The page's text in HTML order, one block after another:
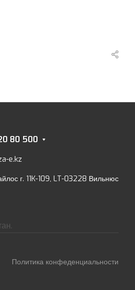
80 500
e.kz
г. 11K-109, LT-03228 Вильнюс
Политика конфеденциальности